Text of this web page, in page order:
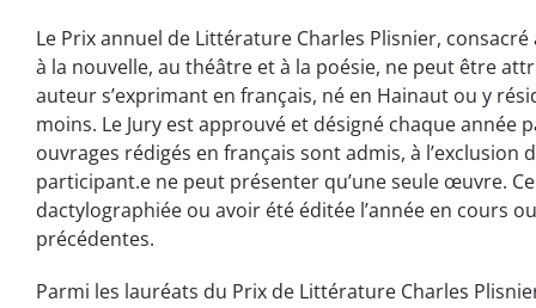
Le Prix annuel de Littérature Charles Plisnier,
à la nouvelle, au théâtre et à la poésie, ne peut être
auteur s’exprimant en français, né en Hainaut ou y
moins. Le Jury est approuvé et désigné chaque année
ouvrages rédigés en français sont admis, à l’exclusion
participant.e ne peut présenter qu’une seule œuvre.
dactylographiée ou avoir été éditée l’année en cours
précédentes.
Parmi les lauréats du Prix de Littérature Charles